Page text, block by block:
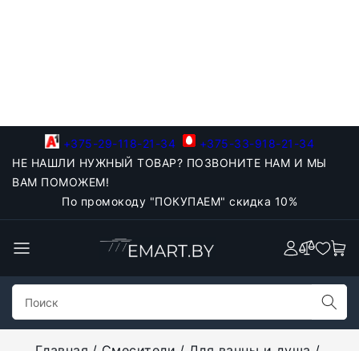
+375-29-118-21-34
+375-33-918-21-34
НЕ НАШЛИ НУЖНЫЙ ТОВАР? ПОЗВОНИТЕ НАМ И МЫ
ВАМ ПОМОЖЕМ!
По промокоду "ПОКУПАЕМ" скидка 10%